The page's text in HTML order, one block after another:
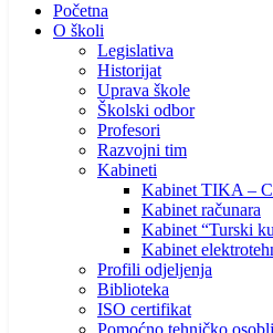
Početna
O školi
Legislativa
Historijat
Uprava škole
Školski odbor
Profesori
Razvojni tim
Kabineti
Kabinet TIKA –
Kabinet računara
Kabinet “Turski
Kabinet
Profili odjeljenja
Biblioteka
ISO certifikat
Pomoćno tehničko